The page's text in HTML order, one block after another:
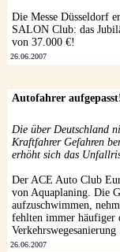
Die Messe Düsseldorf
SALON Club: das
von 37.000 €!
26.06.2007
Autofahrer
Die über Deutschland
Kraftfahrer Gefahren
erhöht sich das
Der ACE Auto Club
von Aquaplaning. Die
aufzuschwimmen,
fehlten immer häufiger
Verkehrswegesanierung
26.06.2007